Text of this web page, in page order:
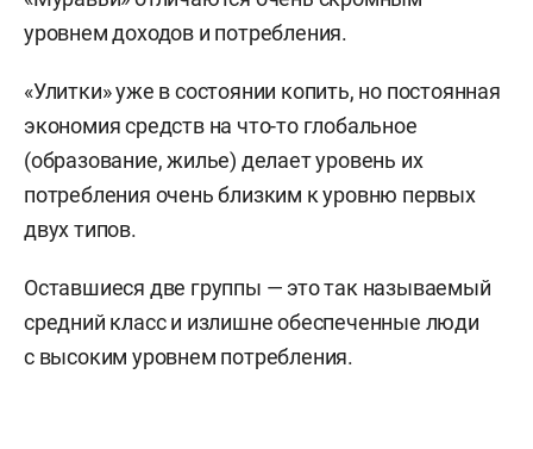
уровнем доходов и потребления.
«Улитки» уже в состоянии копить, но постоянная
экономия средств на что-то глобальное
(образование, жилье) делает уровень их
потребления очень близким к уровню первых
двух типов.
Оставшиеся две группы — это так называемый
средний класс и излишне обеспеченные люди
с высоким уровнем потребления.